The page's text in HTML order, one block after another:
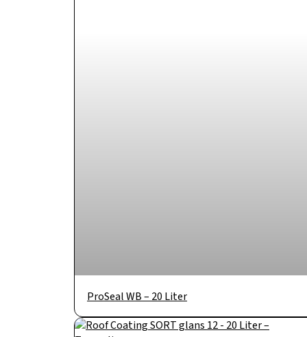
ProSeal WB – 20 Liter